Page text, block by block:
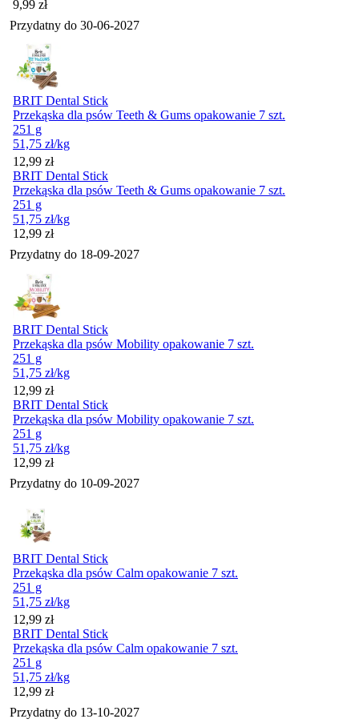
Cena
9,99 zł
Przydatny do 30-06-2027
BRIT Dental Stick
Przekąska dla psów Teeth & Gums opakowanie 7 szt.
251 g
51,75 zł/kg
Cena
12,99 zł
BRIT Dental Stick
Przekąska dla psów Teeth & Gums opakowanie 7 szt.
251 g
51,75 zł/kg
Cena
12,99 zł
Przydatny do 18-09-2027
BRIT Dental Stick
Przekąska dla psów Mobility opakowanie 7 szt.
251 g
51,75 zł/kg
Cena
12,99 zł
BRIT Dental Stick
Przekąska dla psów Mobility opakowanie 7 szt.
251 g
51,75 zł/kg
Cena
12,99 zł
Przydatny do 10-09-2027
BRIT Dental Stick
Przekąska dla psów Calm opakowanie 7 szt.
251 g
51,75 zł/kg
Cena
12,99 zł
BRIT Dental Stick
Przekąska dla psów Calm opakowanie 7 szt.
251 g
51,75 zł/kg
Cena
12,99 zł
Przydatny do 13-10-2027